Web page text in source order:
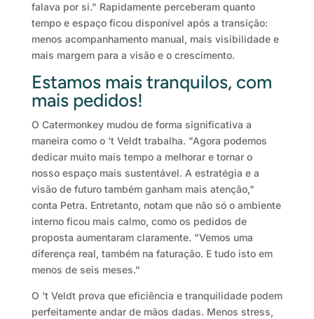
falava por si." Rapidamente perceberam quanto
tempo e espaço ficou disponível após a transição:
menos acompanhamento manual, mais visibilidade e
mais margem para a visão e o crescimento.
Estamos mais tranquilos, com
mais pedidos!
O Catermonkey mudou de forma significativa a
maneira como o 't Veldt trabalha. "Agora podemos
dedicar muito mais tempo a melhorar e tornar o
nosso espaço mais sustentável. A estratégia e a
visão de futuro também ganham mais atenção,"
conta Petra. Entretanto, notam que não só o ambiente
interno ficou mais calmo, como os pedidos de
proposta aumentaram claramente. "Vemos uma
diferença real, também na faturação. E tudo isto em
menos de seis meses."
O 't Veldt prova que eficiência e tranquilidade podem
perfeitamente andar de mãos dadas. Menos stress,